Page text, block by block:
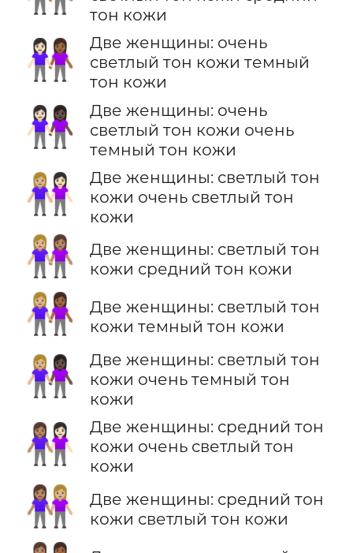
тон кожи
👩🏻‍🤝‍👩🏾
Две женщины: очень
светлый тон кожи темный
тон кожи
👩🏻‍🤝‍👩🏿
Две женщины: очень
светлый тон кожи очень
темный тон кожи
👩🏼‍🤝‍👩🏻
Две женщины: светлый тон
кожи очень светлый тон
кожи
👩🏼‍🤝‍👩🏽
Две женщины: светлый тон
кожи средний тон кожи
👩🏼‍🤝‍👩🏾
Две женщины: светлый тон
кожи темный тон кожи
👩🏼‍🤝‍👩🏿
Две женщины: светлый тон
кожи очень темный тон
кожи
👩🏽‍🤝‍👩🏻
Две женщины: средний тон
кожи очень светлый тон
кожи
👩🏽‍🤝‍👩🏼
Две женщины: средний тон
кожи светлый тон кожи